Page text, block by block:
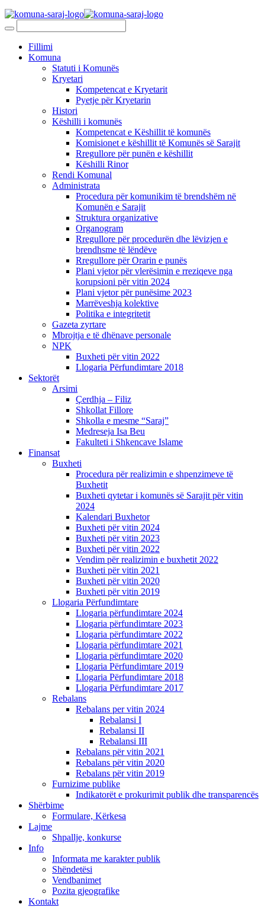
Fillimi
Komuna
Statuti i Komunës
Kryetari
Kompetencat e Kryetarit
Pyetje për Kryetarin
Histori
Këshilli i komunës
Kompetencat e Këshillit të komunës
Komisionet e këshillit të Komunës së Sarajit
Rregullore për punën e këshillit
Këshilli Rinor
Rendi Komunal
Administrata
Procedura për komunikim të brendshëm në
Komunën e Sarajit
Struktura organizative
Organogram
Rregullore për procedurën dhe lëvizjen e
brendhsme të lëndëve
Rregullore për Orarin e punës
Plani vjetor për vlerësimin e rreziqeve nga
korupsioni për vitin 2024
Plani vjetor për punësime 2023
Marrëveshja kolektive
Politika e integritetit
Gazeta zyrtare
Mbrojtja e të dhënave personale
NPK
Buxheti për vitin 2022
Llogaria Përfundimtare 2018
Sektorët
Arsimi
Çerdhja – Filiz
Shkollat Fillore
Shkolla e mesme “Saraj”
Medreseja Isa Beu
Fakulteti i Shkencave Islame
Finansat
Buxheti
Procedura për realizimin e shpenzimeve të
Buxhetit
Buxheti qytetar i komunës së Sarajit për vitin
2024
Kalendari Buxhetor
Buxheti për vitin 2024
Buxheti për vitin 2023
Buxheti për vitin 2022
Vendim për realizimin e buxhetit 2022
Buxheti për vitin 2021
Buxheti për vitin 2020
Buxheti për vitin 2019
Llogaria Përfundimtare
Llogaria përfundimtare 2024
Llogaria përfundimtare 2023
Llogaria përfundimtare 2022
Llogaria përfundimtare 2021
Llogaria përfundimtare 2020
Llogaria Përfundimtare 2019
Llogaria Përfundimtare 2018
Llogaria Përfundimtare 2017
Rebalans
Rebalans per vitin 2024
Rebalansi I
Rebalansi II
Rebalansi III
Rebalans për vitin 2021
Rebalans për vitin 2020
Rebalans për vitin 2019
Furnizime publike
Indikatorët e prokurimit publik dhe transparencës
Shërbime
Formulare, Kërkesa
Lajme
Shpallje, konkurse
Info
Informata me karakter publik
Shëndetësi
Vendbanimet
Pozita gjeografike
Kontakt